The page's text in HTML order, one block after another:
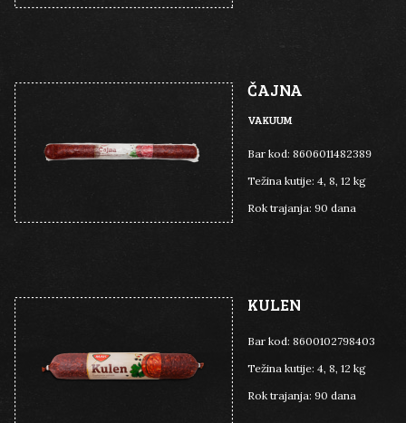
ČAJNA
VAKUUM
Bar kod: 8606011482389
Težina kutije: 4, 8, 12 kg
Rok trajanja: 90 dana
KULEN
Bar kod: 8600102798403
Težina kutije: 4, 8, 12 kg
Rok trajanja: 90 dana